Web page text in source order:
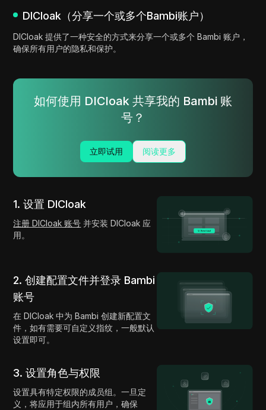
DICloak（分享一个或多个Bambi账户）
DICloak 提供了一种安全的方式来分享一个或多个 Bambi 账户，
确保所有用户的隐私和保护。
如何使用 DICloak 共享我的 Bambi 账
号？
立即试用 阅读更多
1. 设置 DICloak
注册 DICloak 账号 并安装 DICloak 应
用。
2. 创建配置文件并登录 Bambi
账号
在 DICloak 中为 Bambi 创建新配置文
件，如有需要可自定义指纹，一般默认
设置即可。
3. 设置角色与权限
设置具有特定权限的成员组。一旦定
义，将应用于组内所有用户，确保